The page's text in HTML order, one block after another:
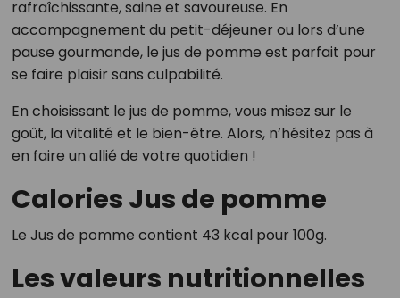
rafraîchissante, saine et savoureuse. En
accompagnement du petit-déjeuner ou lors d’une
pause gourmande, le jus de pomme est parfait pour
se faire plaisir sans culpabilité.
En choisissant le jus de pomme, vous misez sur le
goût, la vitalité et le bien-être. Alors, n’hésitez pas à
en faire un allié de votre quotidien !
Calories Jus de pomme
Le Jus de pomme contient 43 kcal pour 100g.
Les valeurs nutritionnelles